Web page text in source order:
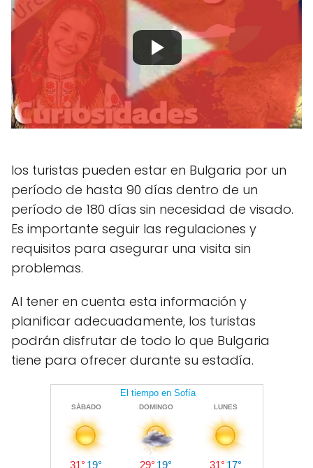
los turistas pueden estar en Bulgaria por un
período de hasta 90 días dentro de un
período de 180 días sin necesidad de visado.
Es importante seguir las regulaciones y
requisitos para asegurar una visita sin
problemas.
Al tener en cuenta esta información y
planificar adecuadamente, los turistas
podrán disfrutar de todo lo que Bulgaria
tiene para ofrecer durante su estadía.